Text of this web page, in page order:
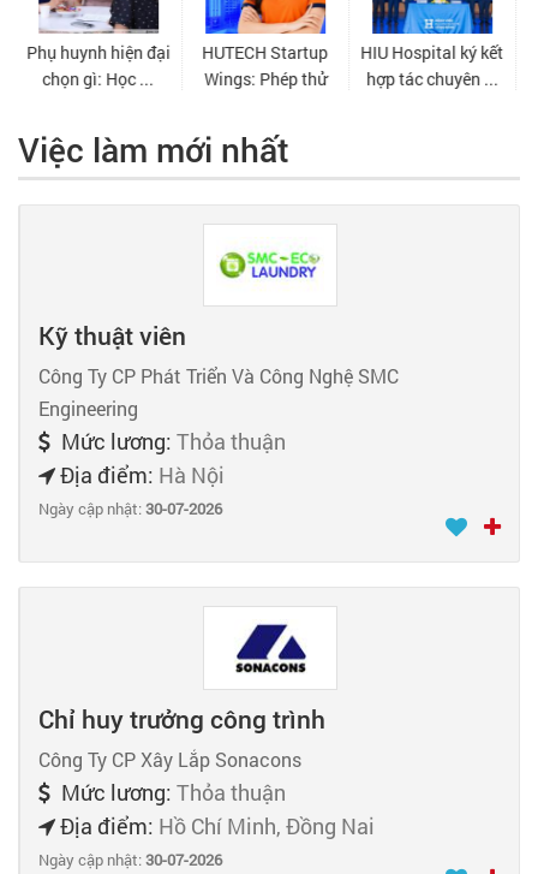
Việc làm mới nhất
Kỹ thuật viên
Công Ty CP Phát Triển Và Công Nghệ SMC
Engineering
Mức lương: Thỏa thuận
Địa điểm: Hà Nội
Ngày cập nhật:30-07-2026
Chỉ huy trưởng công trình
Công Ty CP Xây Lắp Sonacons
Mức lương: Thỏa thuận
Địa điểm: Hồ Chí Minh, Đồng Nai
Ngày cập nhật:30-07-2026